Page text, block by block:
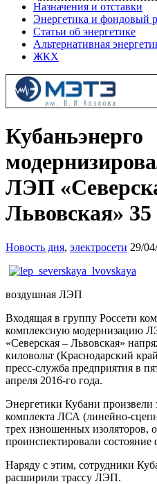
Назначения и отставки
Энергетика и фондовый
Статьи об энергетике
Альтернативная
ЖКХ
Кубаньэнерго
ЛЭП
Львовская»
Новость дня, электросети 29/
воздушная ЛЭП
Входящая в группу Россети
комплексную модернизацию
«Северская – Львовская»
киловольт (Краснодарский
пресс-служба предприятия в
апреля 2016-го года.
Энергетики Кубани произвели
комплекта ЛСА (линейно-
трех изношенных изоляторов,
проинспектировали
Наряду с этим, сотрудники
расширили трассу ЛЭП.